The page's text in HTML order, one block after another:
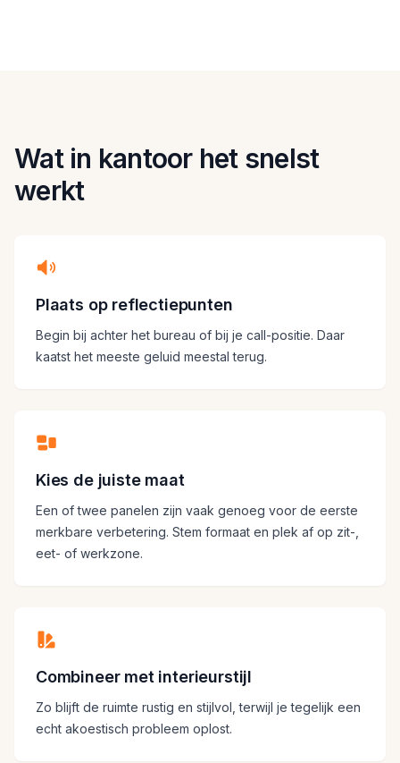
Wat in kantoor het snelst
werkt
Plaats op reflectiepunten
Begin bij achter het bureau of bij je call-positie. Daar
kaatst het meeste geluid meestal terug.
Kies de juiste maat
Een of twee panelen zijn vaak genoeg voor de eerste
merkbare verbetering. Stem formaat en plek af op zit-,
eet- of werkzone.
Combineer met interieurstijl
Zo blijft de ruimte rustig en stijlvol, terwijl je tegelijk een
echt akoestisch probleem oplost.